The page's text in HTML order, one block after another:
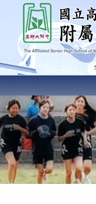
內
容
國立高雄師範大學附屬
High School of
AFFILIATED
KAOHSIUNG